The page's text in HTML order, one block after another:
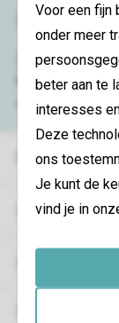
Voor een fijn
onder meer
beter aan te
interesses
Deze
ons
Je kunt de
vind je in
Ferienparks
Campings
Haben Sie
Schauen Sie sich
Fragenan oder
unser